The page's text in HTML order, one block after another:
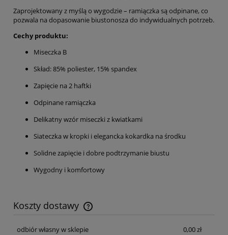
Zaprojektowany z myślą o wygodzie – ramiączka są odpinane, co
pozwala na dopasowanie biustonosza do indywidualnych potrzeb.
Cechy produktu:
Miseczka B
Skład: 85% poliester, 15% spandex
Zapięcie na 2 haftki
Odpinane ramiączka
Delikatny wzór miseczki z kwiatkami
Siateczka w kropki i elegancka kokardka na środku
Solidne zapięcie i dobre podtrzymanie biustu
Wygodny i komfortowy
Koszty dostawy
Cena nie zawiera ewentualnych kosztów płatności
odbiór własny w sklepie
0,00 zł